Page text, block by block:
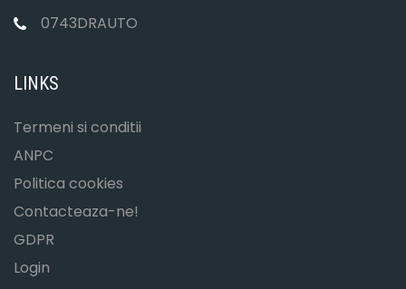
0743DRAUTO
LINKS
Termeni si conditii
ANPC
Politica cookies
Contacteaza-ne!
GDPR
Login